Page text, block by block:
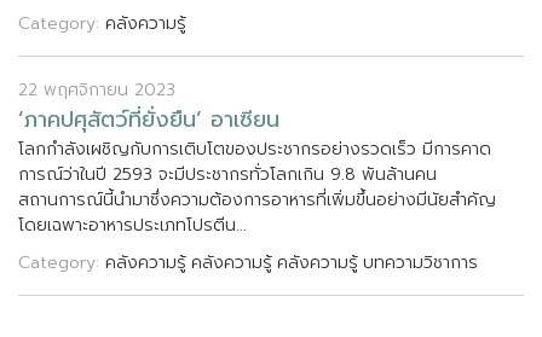
Category: คลังความรู้
22 พฤศจิกายน 2023
‘ภาคปศสตวทยงยน’ อาเซยน
โลกกลงเผชญกบการเตบโตของประชากรอยางรวดเรว มการคาด
การณวาในป 2593 จะมประชากรทวโลกเกน 9.8 พนลานคน
สถานการณนนมาซงความตองการอาหารทเพมขนอยางมนยสคญ
โดยเฉพาะอาหารประเภทโปรตน...
Category: คลังความรู้คลังความรู้คลังความรู้บทความวิชาการ